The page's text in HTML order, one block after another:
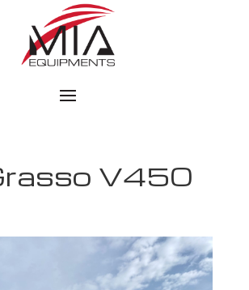
V450